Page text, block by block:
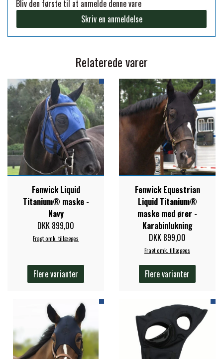
PREMIER EQUINE KØLETERAPI
PREMIER EQUINE GROOMING & STALD
PREMIER EQUINE RYTTER
LIKIT
MUSTAD
NAF
PHARMACARE
PREMIER EQUINE
RACING TACK
STUD MUFFIN
TIMER GPS
Bliv den første til at anmelde denne vare
Skriv en anmeldelse
Relaterede varer
Fenwick Liquid
Titanium® maske -
Navy
DKK 899,00
Fragt omk. tillægges
Flere varianter
Fenwick Equestrian
Liquid Titanium®
maske med ører -
Karabinlukning
DKK 899,00
Fragt omk. tillægges
Flere varianter